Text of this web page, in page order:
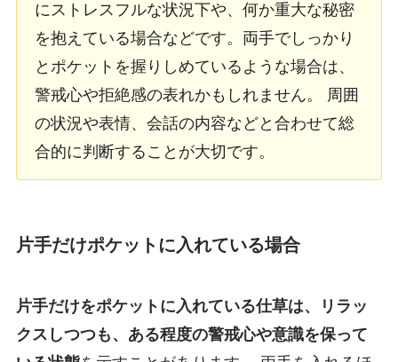
にストレスフルな状況下や、何か重大な秘密
を抱えている場合などです。両手でしっかり
とポケットを握りしめているような場合は、
警戒心や拒絶感の表れかもしれません。 周囲
の状況や表情、会話の内容などと合わせて総
合的に判断することが大切です。
片手だけポケットに入れている場合
片手だけをポケットに入れている仕草は、リラッ
クスしつつも、ある程度の警戒心や意識を保って